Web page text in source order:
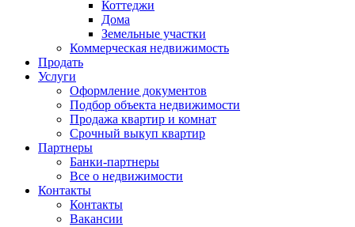
Коттеджи
Дома
Земельные участки
Коммерческая недвижимость
Продать
Услуги
Оформление документов
Подбор объекта недвижимости
Продажа квартир и комнат
Срочный выкуп квартир
Партнеры
Банки-партнеры
Все о недвижимости
Контакты
Контакты
Вакансии